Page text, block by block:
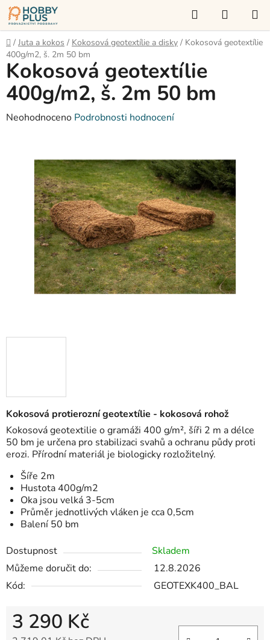
Přejít
na
obsah
Hledat
KOŠÍK
Domů
/ Juta a kokos / Kokosová geotextílie a disky / Kokosová geotextílie
400g/m2, š. 2m 50 bm
Kokosová protierozní geotextílie - kokosová rohož
Kokosová geotextilie o gramáži 400 g/m², šíři 2 m a délce
50 bm je určena pro stabilizaci svahů a ochranu půdy proti
erozi. Přírodní materiál je biologicky rozložitelný.
Šíře 2m
Hustota 400g/m2
Oka jsou velká 3-5cm
Průměr jednotlivých vláken je cca 0,5cm
Balení 50 bm
Dostupnost
Skladem
Můžeme doručit do:
12.8.2026
Kód:
GEOTEXK400_BAL
3 290 Kč
Kokosová geotextílie
400g/m2, š. 2m 50 bm
Průměrné
hvězdiček.
Neohodnoceno Podrobnosti hodnocení